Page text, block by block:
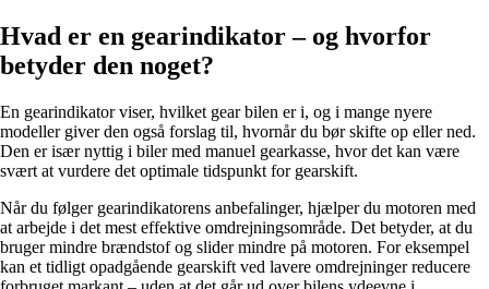
Hvad er en gearindikator – og hvorfor
betyder den noget?
En gearindikator viser, hvilket gear bilen er i, og i mange nyere
modeller giver den også forslag til, hvornår du bør skifte op eller ned.
Den er især nyttig i biler med manuel gearkasse, hvor det kan være
svært at vurdere det optimale tidspunkt for gearskift.
Når du følger gearindikatorens anbefalinger, hjælper du motoren med
at arbejde i det mest effektive omdrejningsområde. Det betyder, at du
bruger mindre brændstof og slider mindre på motoren. For eksempel
kan et tidligt opadgående gearskift ved lavere omdrejninger reducere